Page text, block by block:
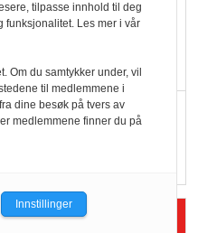
i
Stadig større
med ferdigmat
praksis
tilpasse innhold til deg
funksjonalitet. Les mer i vår
Om du samtykker under, vil
til medlemmene i
dine besøk på tvers av
medlemmene finner du på
Innstillinger